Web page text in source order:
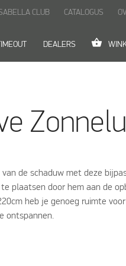
DEALERS shopping_basket
CLUB CATALOGUS
de schaduw met deze
plaatsen door hem aan de
heb je genoeg ruimte
ontspannen.